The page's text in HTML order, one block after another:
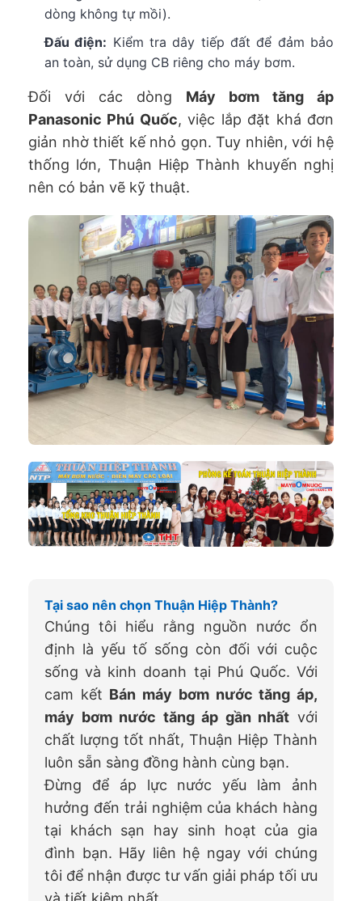
dòng không tự mồi).
Đấu điện: Kiểm tra dây tiếp đất để đảm bảo
an toàn, sử dụng CB riêng cho máy bơm.
Đối với các dòng Máy bơm tăng áp
Panasonic Phú Quốc, việc lắp đặt khá đơn
giản nhờ thiết kế nhỏ gọn. Tuy nhiên, với hệ
thống lớn, Thuận Hiệp Thành khuyến nghị
nên có bản vẽ kỹ thuật.
Tại sao nên chọn Thuận Hiệp Thành?
Chúng tôi hiểu rằng nguồn nước ổn
định là yếu tố sống còn đối với cuộc
sống và kinh doanh tại Phú Quốc. Với
cam kết Bán máy bơm nước tăng áp,
máy bơm nước tăng áp gần nhất với
chất lượng tốt nhất, Thuận Hiệp Thành
luôn sẵn sàng đồng hành cùng bạn.
Đừng để áp lực nước yếu làm ảnh
hưởng đến trải nghiệm của khách hàng
tại khách sạn hay sinh hoạt của gia
đình bạn. Hãy liên hệ ngay với chúng
tôi để nhận được tư vấn giải pháp tối ưu